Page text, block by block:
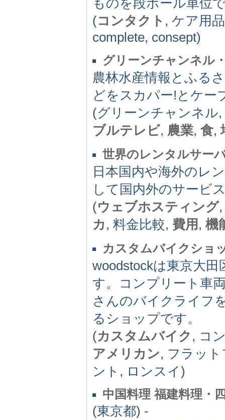
(コンタクト , ケア用
complete, consept)
グリーンチャンネル
農林水産情報とふる
どをスカパー!とケー
(グリーンチャンネ
ブルテレビ, 農業, 食,
世界のレンタルサー
日本国内や海外のレ
して国内外のサービ
(ウェブホスティング
カ , 料金比較, 費用 , 機
カスタムバイクショ
woodstockは東京大
す。コンプリート車
さんのバイクライフ
るショップです。
(カスタムバイク , コ
アメリカン, フラッ
ント, ロンスイ)
中国料理 福建料理・
(東京都) -